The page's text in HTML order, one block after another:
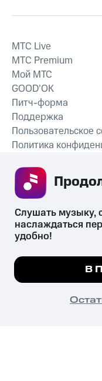
MTС Live
MTС Premium
Мой МТС
GOOD’OK
Питч-форма
Поддержка
Пользовательское
Политика
психотропных
их незаконный оборот
законодательством
© 2026 ООО «КИОН».
Все права защищены
Мы используем
Слушать музыку,
наслаждаться
удобно!
В